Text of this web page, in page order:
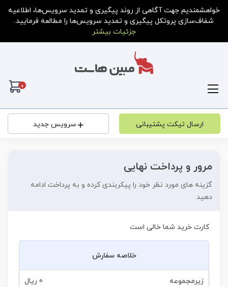
خواهشمندیم جهت آگاهی از روند پیگیری و تمدید سرویس‌ها، اطلاعیه
شفاف‌سازی پروتکل پیگیری و تمدید سرویس‌ها را مطالعه فرمایید.
جزئیات بیشتر
0
ارسال تیکت پشتیبانی سرویس جدید
مرور و پرداخت نهایی
گزینه های مورد نظر خود را پیکربندی کرده و به پرداخت ادامه
دهید
کارت خرید شما خالی است
خلاصه سفارش
زیرمجموعه
0 ریال